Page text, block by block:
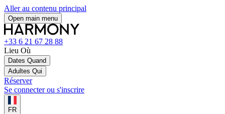
Aller au contenu principal
Open main menu
+33 6 21 67 28 88
Lieu Où
Dates Quand
Adultes Qui
Réserver
Se connecter ou s'inscrire
FR